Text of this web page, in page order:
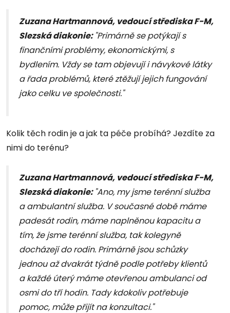
Zuzana Hartmannová, vedoucí střediska F-M,
Slezská diakonie: "Primárně se potýkají s
finančními problémy, ekonomickými, s
bydlením. Vždy se tam objevují i návykové látky
a řada problémů, které ztěžují jejich fungování
jako celku ve společnosti."
Kolik těch rodin je a jak ta péče probíhá? Jezdíte za
nimi do terénu?
Zuzana Hartmannová, vedoucí střediska F-M,
Slezská diakonie: "Ano, my jsme terénní služba
a ambulantní služba. V současné době máme
padesát rodin, máme naplněnou kapacitu a
tím, že jsme terénní služba, tak kolegyně
docházejí do rodin. Primárně jsou schůzky
jednou až dvakrát týdně podle potřeby klientů
a každé úterý máme otevřenou ambulanci od
osmi do tří hodin. Tady kdokoliv potřebuje
pomoc, může přijít na konzultaci."